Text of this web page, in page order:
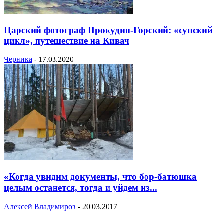
Царский фотограф Прокудин-Горский: «сунский
цикл», путешествие на Кивач
Черника - 17.03.2020
«Когда увидим документы, что бор-батюшка
целым останется, тогда и уйдем из...
Алексей Владимиров - 20.03.2017